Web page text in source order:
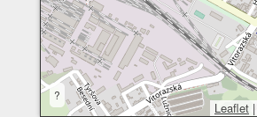
?
Leaflet |